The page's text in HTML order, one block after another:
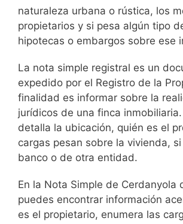
naturaleza urbana o rústica, los
propietarios y si pesa algún tipo
hipotecas o embargos sobre ese
La nota simple registral es un
expedido por el Registro de la
finalidad es informar sobre la
jurídicos de una finca
detalla la ubicación, quién es el
cargas pesan sobre la vivienda,
banco o de otra entidad.
En la Nota Simple de Cerdanyola
puedes encontrar información
es el propietario, enumera las